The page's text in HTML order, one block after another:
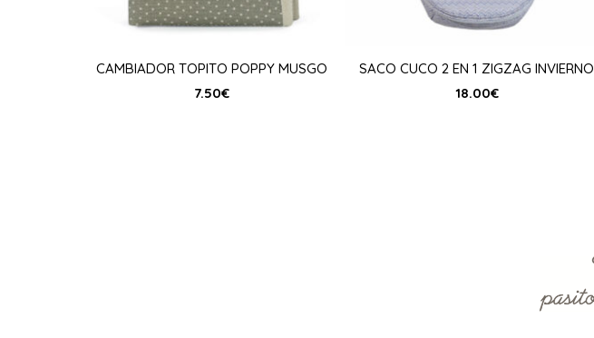
CAMBIADOR TOPITO POPPY MUSGO
7.50€
SACO CUCO 2 EN 1 ZIGZAG INVIERNO
18.00€